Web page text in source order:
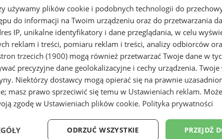
sportowych, śledzi, analizuje oraz
Zabrza, Chorzowa i
z najstarszych rozgłośni
Kultury i portalem Silesion. W
używamy plików cookie i podobnych technologii do
do informacji na Twoim urządzeniu oraz do przetwarzania
IP, unikalne identyfikatory i dane przeglądania, w celu
reklam i treści, pomiaru reklam i treści, analizy odbiorców
trzecich (1900) mogą również przetwarzać Twoje dane w
precyzyjne dane geolokalizacyjne i cechy urządzenia.
Niektórzy dostawcy mogą opierać się na prawnie
masz prawo sprzeciwić się temu w Ustawieniach reklam.
zgodę w Ustawieniach plików cookie. Polityka prywatności
PRZEJDŹ
ODRZUĆ WSZYSTKIE